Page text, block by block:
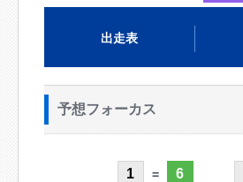
出走表
予想フォーカス
1 = 6